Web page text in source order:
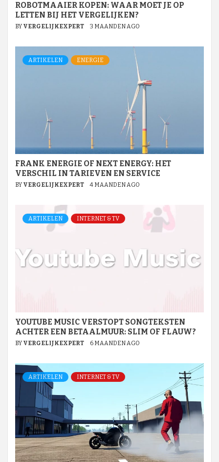
ROBOTMAAIER KOPEN: WAAR MOET JE OP
LETTEN BIJ HET VERGELIJKEN?
BY VERGELIJKEXPERT 3 MAANDEN AGO
ARTIKELEN ENERGIE
FRANK ENERGIE OF NEXT ENERGY: HET
VERSCHIL IN TARIEVEN EN SERVICE
BY VERGELIJKEXPERT 4 MAANDEN AGO
ARTIKELEN INTERNET & TV
YOUTUBE MUSIC VERSTOPT SONGTEKSTEN
ACHTER EEN BETAALMUUR: SLIM OF FLAUW?
BY VERGELIJKEXPERT 6 MAANDEN AGO
ARTIKELEN INTERNET & TV